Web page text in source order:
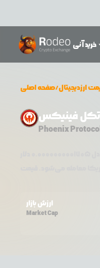
خرید آنی
صفحه اصلی/ارزدیجیتال
فینیکس
Phoenix
ارزش بازار
Market Cap